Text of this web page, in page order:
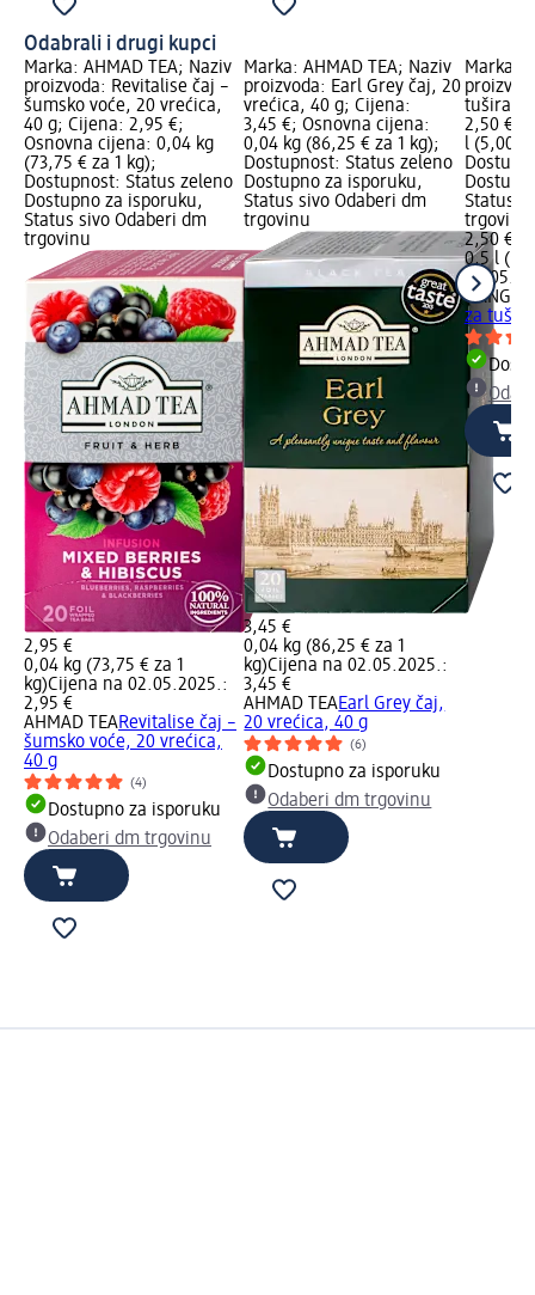
Odabrali i drugi kupci
Marka: AHMAD TEA; Naziv
proizvoda: Revitalise čaj –
šumsko voće, 20 vrećica,
40 g; Cijena: 2,95 €;
Osnovna cijena: 0,04 kg
(73,75 € za 1 kg);
Dostupnost: Status zeleno
Dostupno za isporuku,
Status sivo Odaberi dm
trgovinu
2,95 €
0,04 kg (73,75 € za 1
kg)Cijena na 02.05.2025.:
2,95 €
AHMAD TEARevitalise čaj –
šumsko voće, 20 vrećica,
40 g
(4)
Dostupno za isporuku
Odaberi dm trgovinu
Marka: AHMAD TEA; Naziv
proizvoda: Earl Grey čaj, 20
vrećica, 40 g; Cijena:
3,45 €; Osnovna cijena:
0,04 kg (86,25 € za 1 kg);
Dostupnost: Status zeleno
Dostupno za isporuku,
Status sivo Odaberi dm
trgovinu
3,45 €
0,04 kg (86,25 € za 1
kg)Cijena na 02.05.2025.:
3,45 €
AHMAD TEAEarl Grey čaj,
20 vrećica, 40 g
(6)
Dostupno za isporuku
Odaberi dm trgovinu
Marka:
2,50 €;
l (5,00 €
Status
trgovinu
2,50 €
0,5 l
za